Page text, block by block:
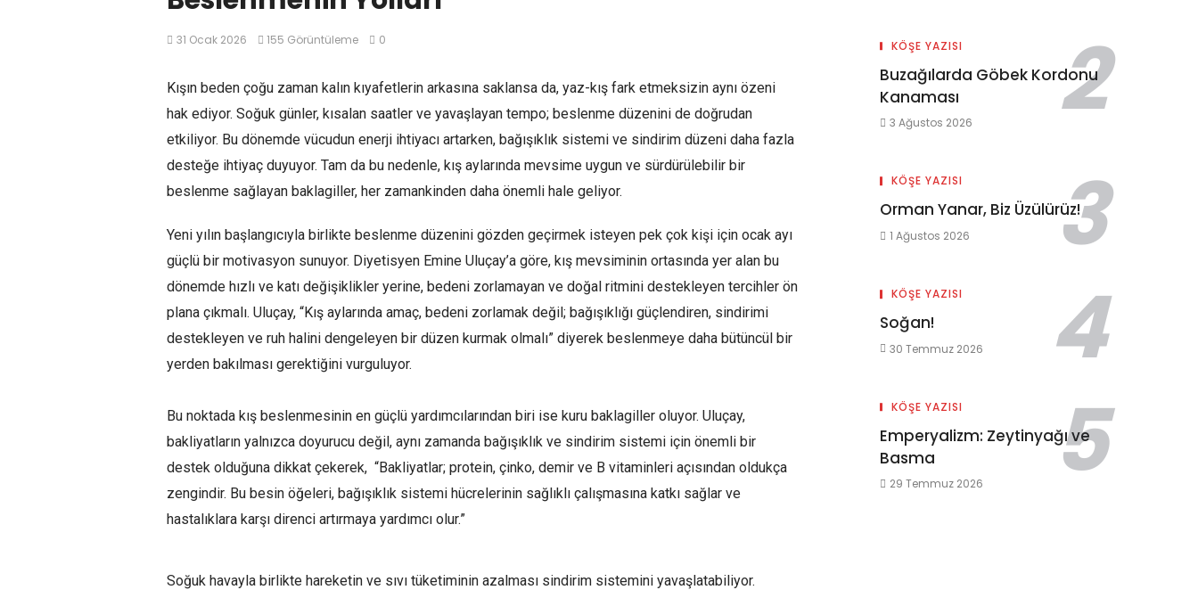
31 Ocak 2026 155 Görüntüleme 0
Kışın beden çoğu zaman kalın kıyafetlerin arkasına saklansa da, yaz-kış fark etmeksizin aynı özeni
hak ediyor. Soğuk günler, kısalan saatler ve yavaşlayan tempo; beslenme düzenini de doğrudan
etkiliyor. Bu dönemde vücudun enerji ihtiyacı artarken, bağışıklık sistemi ve sindirim düzeni daha fazla
desteğe ihtiyaç duyuyor. Tam da bu nedenle, kış aylarında mevsime uygun ve sürdürülebilir bir
beslenme sağlayan baklagiller, her zamankinden daha önemli hale geliyor.
Yeni yılın başlangıcıyla birlikte beslenme düzenini gözden geçirmek isteyen pek çok kişi için ocak ayı
güçlü bir motivasyon sunuyor. Diyetisyen Emine Uluçay’a göre, kış mevsiminin ortasında yer alan bu
dönemde hızlı ve katı değişiklikler yerine, bedeni zorlamayan ve doğal ritmini destekleyen tercihler ön
plana çıkmalı. Uluçay, “Kış aylarında amaç, bedeni zorlamak değil; bağışıklığı güçlendiren, sindirimi
destekleyen ve ruh halini dengeleyen bir düzen kurmak olmalı” diyerek beslenmeye daha bütüncül bir
yerden bakılması gerektiğini vurguluyor.
Bu noktada kış beslenmesinin en güçlü yardımcılarından biri ise kuru baklagiller oluyor. Uluçay,
bakliyatların yalnızca doyurucu değil, aynı zamanda bağışıklık ve sindirim sistemi için önemli bir
destek olduğuna dikkat çekerek, “Bakliyatlar; protein, çinko, demir ve B vitaminleri açısından oldukça
zengindir. Bu besin öğeleri, bağışıklık sistemi hücrelerinin sağlıklı çalışmasına katkı sağlar ve
hastalıklara karşı direnci artırmaya yardımcı olur.”
Soğuk havayla birlikte hareketin ve sıvı tüketiminin azalması sindirim sistemini yavaşlatabiliyor.
KÖŞE YAZISI
Buzağılarda Göbek Kordonu
Kanaması
3 Ağustos 2026
KÖŞE YAZISI
Orman Yanar, Biz Üzülürüz!
1 Ağustos 2026
KÖŞE YAZISI
Soğan!
30 Temmuz 2026
KÖŞE YAZISI
Emperyalizm: Zeytinyağı ve
Basma
29 Temmuz 2026